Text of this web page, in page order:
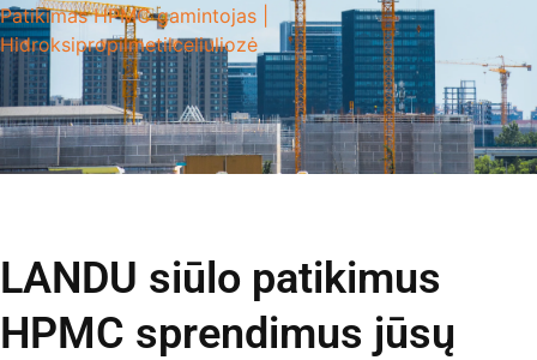
Patikimas HPMC gamintojas |
Hidroksipropilmetilceliuliozė
LANDU siūlo patikimus
HPMC sprendimus jūsų